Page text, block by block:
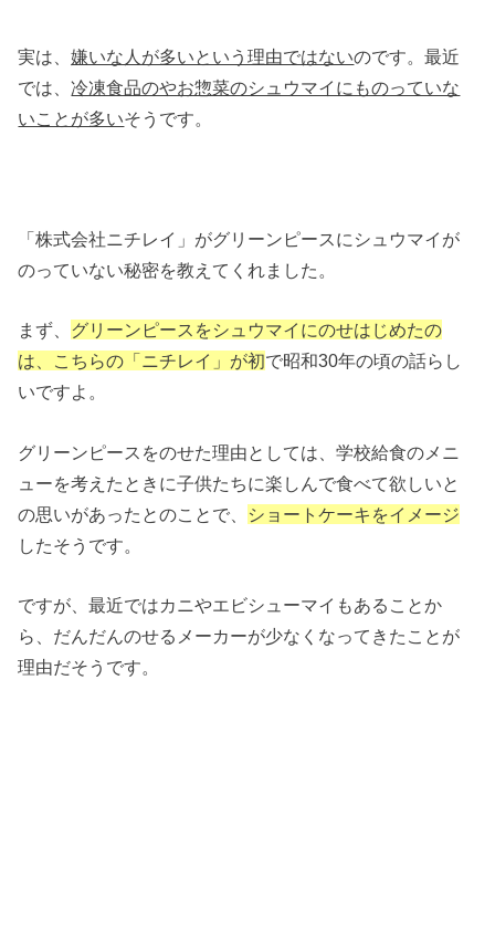
実は、嫌いな人が多いという理由ではないのです。最近
では、冷凍食品のやお惣菜のシュウマイにものっていな
いことが多いそうです。
「株式会社ニチレイ」がグリーンピースにシュウマイが
のっていない秘密を教えてくれました。
まず、 グリーンピースをシュウマイにのせはじめたの
は、こちらの「ニチレイ」が初で昭和30年の頃の話らし
いですよ。
グリーンピースをのせた理由としては、学校給食のメニ
ューを考えたときに子供たちに楽しんで食べて欲しいと
の思いがあったとのことで、 ショートケーキをイメージ
したそうです。
ですが、最近ではカニやエビシューマイもあることか
ら、だんだんのせるメーカーが少なくなってきたことが
理由だそうです。